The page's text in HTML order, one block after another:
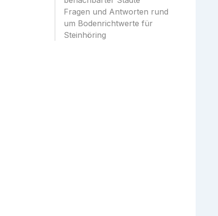
Fragen und Antworten rund
um Bodenrichtwerte für
Steinhöring